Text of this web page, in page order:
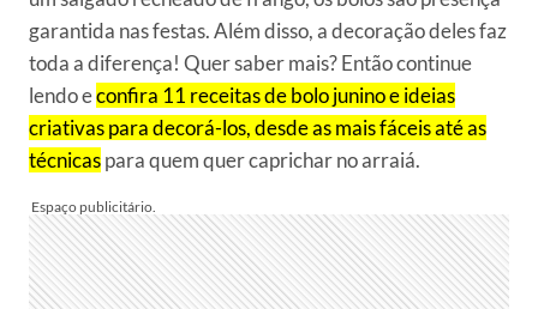
garantida nas festas. Além disso, a decoração deles faz
toda a diferença! Quer saber mais? Então continue
lendo econfira 11 receitas de bolo junino e ideias
criativas para decorá-los, desde as mais fáceis até as
técnicaspara quem quer caprichar no arraiá.